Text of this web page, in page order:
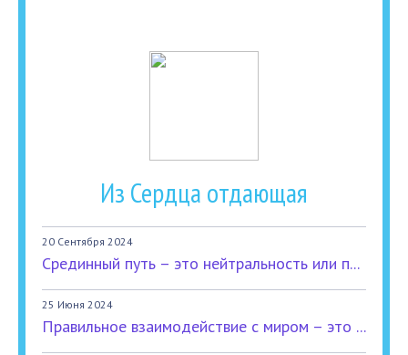
Из Сердца отдающая
20 Сентября 2024
Срединный путь – это нейтральность или п...
25 Июня 2024
Правильное взаимодействие с миром – это ...